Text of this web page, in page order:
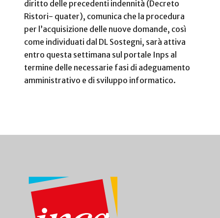
diritto delle precedenti indennità (Decreto
Ristori- quater), comunica che la procedura
per l’acquisizione delle nuove domande, così
come individuati dal DL Sostegni, sarà attiva
entro questa settimana sul portale Inps al
termine delle necessarie fasi di adeguamento
amministrativo e di sviluppo informatico.